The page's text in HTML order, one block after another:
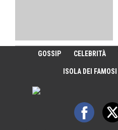
GOSSIP CELEBRITÀ
ISOLA DEI FAMOSI